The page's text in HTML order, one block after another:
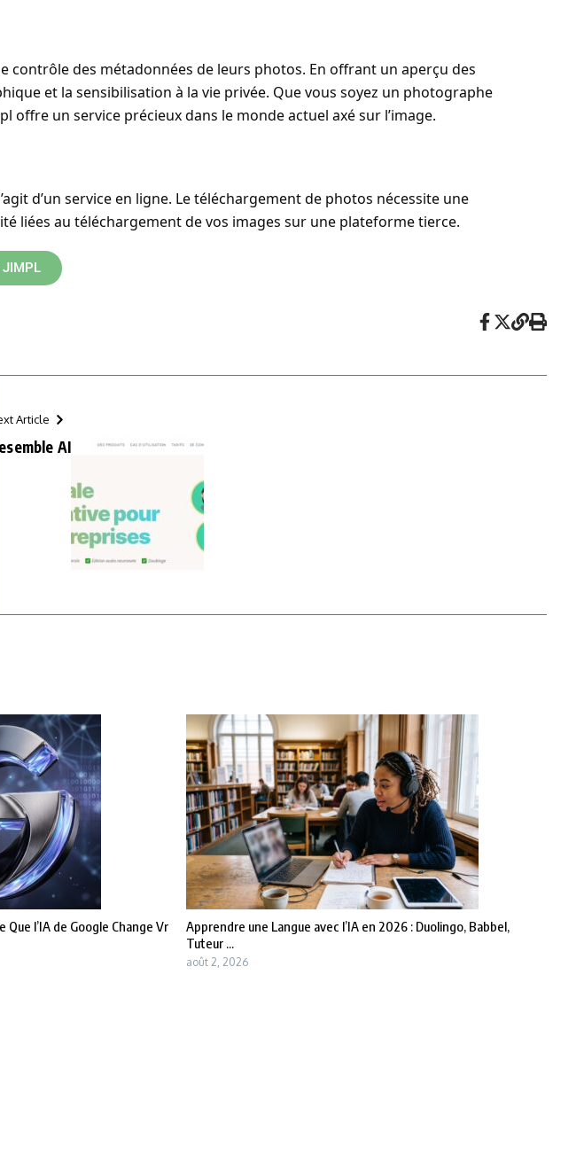
des métadonnées de leurs photos. En offrant un aperçu des
et la sensibilisation à la vie privée. Que vous soyez un photographe
un service précieux dans le monde actuel axé sur l’image.
d’un service en ligne. Le téléchargement de photos nécessite une
liées au téléchargement de vos images sur une plateforme tierce.
JIMPL
Article
AI
Que l’IA de Google Change Vr
Apprendre une Langue avec l’IA en 2026 : Duolingo, Babbel,
Tuteur ...
août 2, 2026